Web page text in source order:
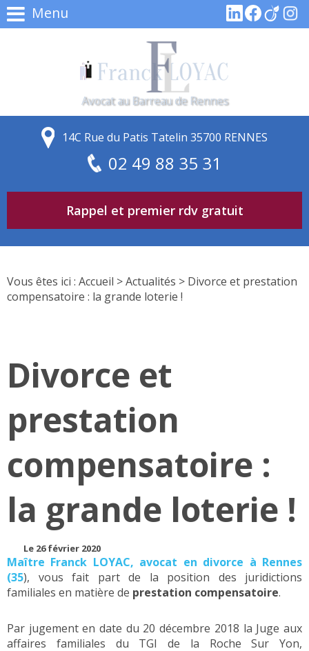
Menu
Avocat au Barreau de Rennes
14C Rue du Patis Tatelin 35700 RENNES
02 49 88 35 31
Rappel et premier rdv gratuit
Vous êtes ici : Accueil >Actualités > Divorce et prestation
compensatoire : la grande loterie !
Divorce et
prestation
compensatoire :
la grande loterie !
Le 26 février 2020
Maître Franck LOYAC, avocat en divorce à Rennes
(35), vous fait part de la position des juridictions
familiales en matière de prestation compensatoire.
Par jugement en date du 20 décembre 2018 la Juge aux
affaires familiales du TGI de la Roche Sur Yon,